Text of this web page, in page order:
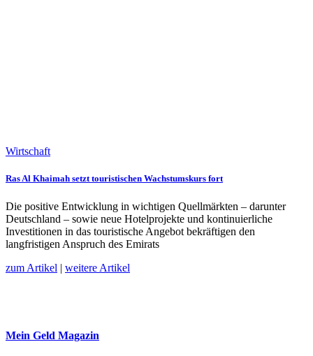
Wirtschaft
Ras Al Khaimah setzt touristischen Wachstumskurs fort
Die positive Entwicklung in wichtigen Quellmärkten – darunter
Deutschland – sowie neue Hotelprojekte und kontinuierliche
Investitionen in das touristische Angebot bekräftigen den
langfristigen Anspruch des Emirats
zum Artikel | weitere Artikel
Mein Geld Magazin